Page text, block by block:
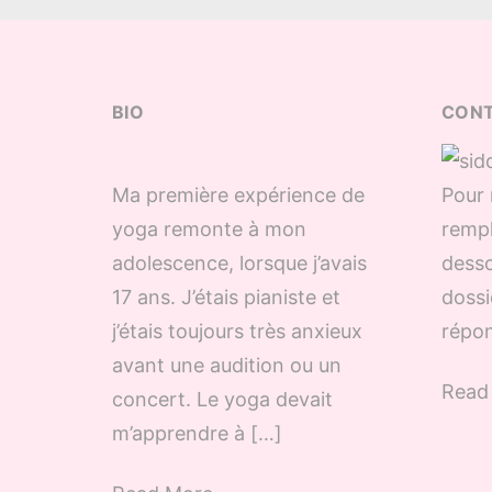
BIO
Ma première expérience de
yoga remonte à mon
adolescence, lorsque j’avais
17 ans. J’étais pianiste et
j’étais toujours très anxieux
avant une audition ou un
concert. Le yoga devait
m’apprendre à […]
Pour